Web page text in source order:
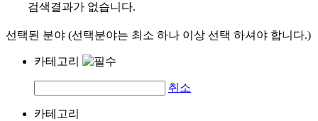
검색결과가 없습니다.
선택된 분야 (선택분야는 최소 하나 이상 선택 하셔야 합니다.)
카테고리
취소
카테고리